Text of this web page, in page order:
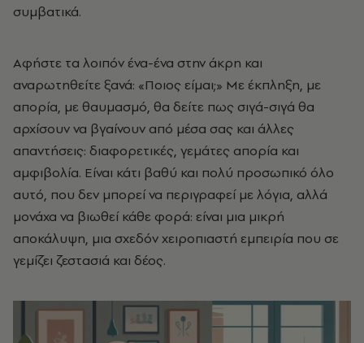
συμβατικά.
Αφήστε τα λοιπόν ένα-ένα στην άκρη και
αναρωτηθείτε ξανά: «Ποιος είμαι;» Με έκπληξη, με
απορία, με θαυμασμό, θα δείτε πως σιγά-σιγά θα
αρχίσουν να βγαίνουν από μέσα σας και άλλες
απαντήσεις: διαφορετικές, γεμάτες απορία και
αμφιβολία. Είναι κάτι βαθύ και πολύ προσωπικό όλο
αυτό, που δεν μπορεί να περιγραφεί με λόγια, αλλά
μονάχα να βιωθεί κάθε φορά: είναι μια μικρή
αποκάλυψη, μια σχεδόν χειροπιαστή εμπειρία που σε
γεμίζει ζεστασιά και δέος.